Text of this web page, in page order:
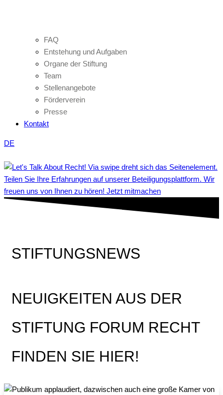
FAQ
Entstehung und Aufgaben
Organe der Stiftung
Team
Stellenangebote
Förderverein
Presse
Kontakt
DE
Teilen Sie Ihre Erfahrungen auf unserer Beteiligungsplattform. Wir
freuen uns von Ihnen zu hören! Jetzt mitmachen
STIFTUNGSNEWS
NEUIGKEITEN AUS DER
STIFTUNG FORUM RECHT
FINDEN SIE HIER!